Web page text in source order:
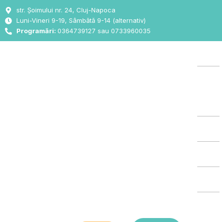
Skip
to
content
str. Șoimului nr. 24, Cluj-Napoca
Luni-Vineri 9-19, Sâmbătă 9-14 (alternativ)
Programări: 0364739127 sau 0733960035